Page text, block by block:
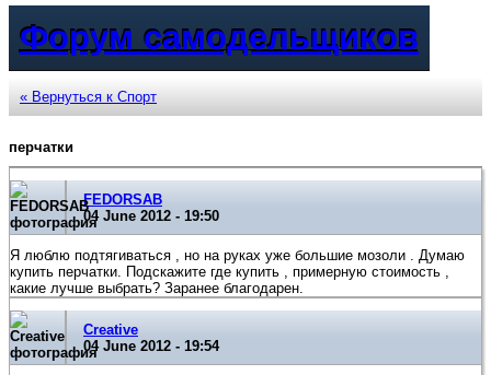
Форум самодельщиков
« Вернуться к Спорт
перчатки
FEDORSAB
04 June 2012 - 19:50
Я люблю подтягиваться , но на руках уже большие мозоли . Думаю
купить перчатки. Подскажите где купить , примерную стоимость ,
какие лучше выбрать? Заранее благодарен.
Creative
04 June 2012 - 19:54